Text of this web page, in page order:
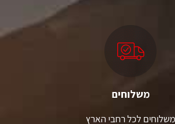
משלוחים
משלוחים לכל רחבי הארץ